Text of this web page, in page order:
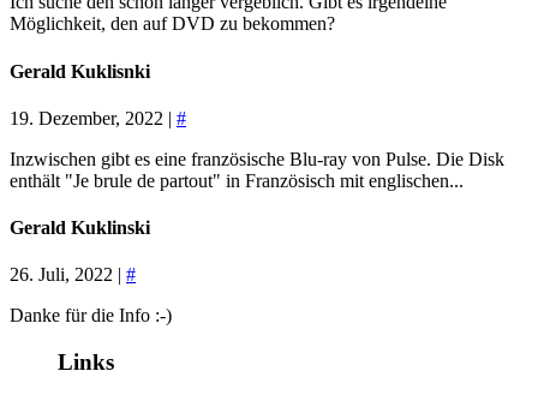
Möglichkeit, den auf DVD zu bekommen?
Gerald Kuklisnki
19. Dezember, 2022 | #
Inzwischen gibt es eine französische Blu-ray von Pulse. Die Disk
enthält "Je brule de partout" in Französisch mit englischen...
Gerald Kuklinski
26. Juli, 2022 | #
Danke für die Info :-)
Links